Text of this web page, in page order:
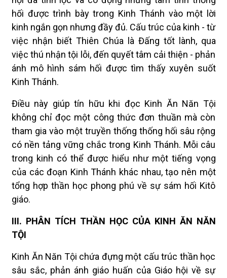
hối được trình bày trong Kinh Thánh vào một lời
kinh ngắn gọn nhưng đầy đủ. Cấu trúc của kinh - từ
việc nhận biết Thiên Chúa là Đấng tốt lành, qua
việc thú nhận tội lỗi, đến quyết tâm cải thiện - phản
ánh mô hình sám hối được tìm thấy xuyên suốt
Kinh Thánh.
Điều này giúp tín hữu khi đọc Kinh Ăn Năn Tội
không chỉ đọc một công thức đơn thuần mà còn
tham gia vào một truyền thống thống hối sâu rộng
có nền tảng vững chắc trong Kinh Thánh. Mỗi câu
trong kinh có thể được hiểu như một tiếng vọng
của các đoạn Kinh Thánh khác nhau, tạo nên một
tổng hợp thần học phong phú về sự sám hối Kitô
giáo.
III. PHÂN TÍCH THẦN HỌC CỦA KINH ĂN NĂN
TỘI
Kinh Ăn Năn Tội chứa đựng một cấu trúc thần học
sâu sắc, phản ánh giáo huấn của Giáo hội về sự